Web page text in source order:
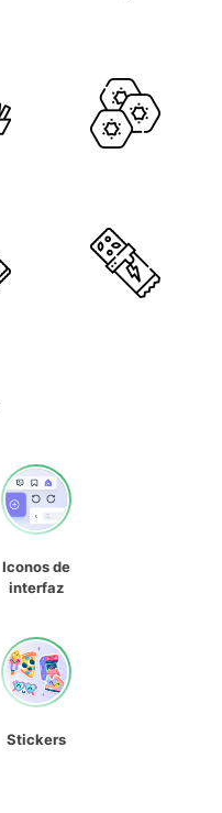
Iconos de
interfaz
Stickers